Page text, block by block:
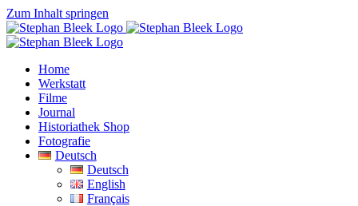
Zum Inhalt springen
Home
Werkstatt
Filme
Journal
Historiathek Shop
Fotografie
Deutsch
Deutsch
English
Français